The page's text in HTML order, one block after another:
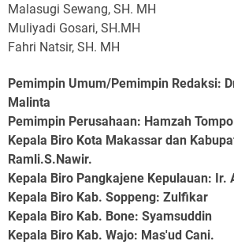
Malasugi Sewang, SH. MH
Muliyadi Gosari, SH.MH
Fahri Natsir, SH. MH
Pemimpin Umum/Pemimpin Redaksi:
Malinta
Pemimpin Perusahaan: Hamzah Tompo
Kepala Biro Kota Makassar dan
Ramli.S.Nawir.
Kepala Biro Pangkajene Kepulauan: Ir.
Kepala Biro Kab. Soppeng: Zulfikar
Kepala Biro Kab. Bone: Syamsuddin
Kepala Biro Kab. Wajo: Mas'ud Cani.